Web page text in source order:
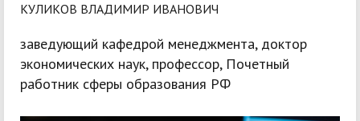
КУЛИКОВ ВЛАДИМИР ИВАНОВИЧ
заведующий кафедрой менеджмента, доктор
экономических наук, профессор, Почетный
работник сферы образования РФ